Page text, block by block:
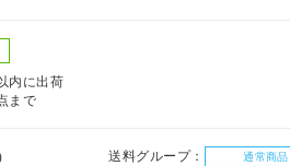
内に出荷
まで
送料グループ： 通常商品